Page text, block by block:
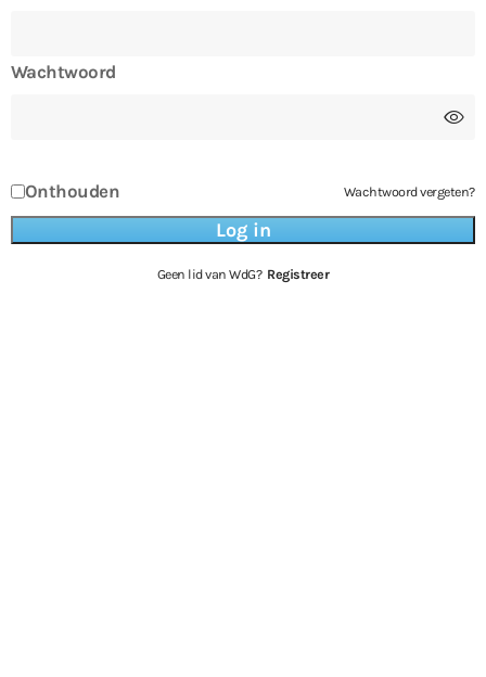
Wachtwoord
Onthouden Wachtwoord vergeten?
Geen lid van WdG? Registreer